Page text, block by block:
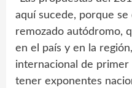
aquí sucede, porque se
remozado autódromo,
en el país y en la
internacional de primer
tener exponentes